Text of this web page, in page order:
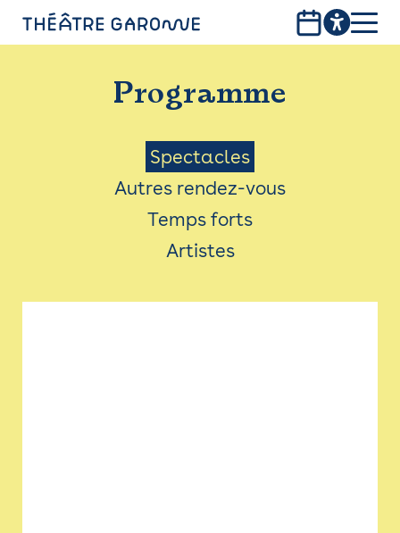
PROGRAMME
INFOS PRATIQUES
AVEC LES PUBLICS
ACCESSIBILITÉ
LES PRODUCTIONS
Programme
Menu
Saison
Spectacles
Autres rendez-vous
Temps forts
Artistes